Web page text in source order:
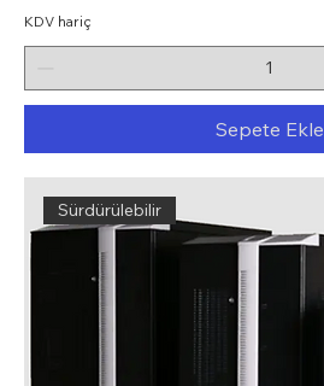
KDV hariç
Sepete Ekle
Sürdürülebilir